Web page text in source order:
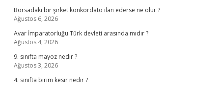
Borsadaki bir şirket konkordato ilan ederse ne olur ?
Ağustos 6, 2026
Avar İmparatorluğu Türk devleti arasında mıdır ?
Ağustos 4, 2026
9. sınıfta mayoz nedir ?
Ağustos 3, 2026
4. sınıfta birim kesir nedir ?